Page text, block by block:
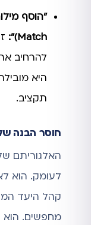
Match)":
להרחיב
היא
תקציב.
חוסר הבנה
האלגוריתם
לעומק. הוא
קהל היעד
מחפשים. הוא